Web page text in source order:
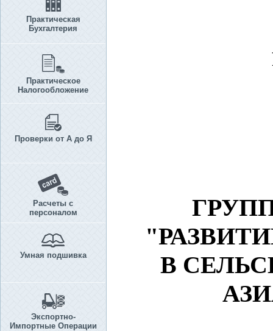
Практическая
Бухгалтерия
Практическое
Налогообложение
Проверки от А до Я
Расчеты с
персоналом
Умная подшивка
Экспортно-
Импортные Операции
В